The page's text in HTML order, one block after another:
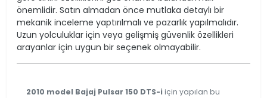
önemlidir. Satın almadan önce mutlaka detaylı bir
mekanik inceleme yaptırılmalı ve pazarlık yapılmalıdır.
Uzun yolculuklar için veya gelişmiş güvenlik özellikleri
arayanlar için uygun bir seçenek olmayabilir.
2010 model Bajaj Pulsar 150 DTS-i için yapılan bu